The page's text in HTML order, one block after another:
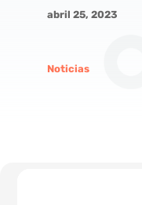
abril 25, 2023
Noticias